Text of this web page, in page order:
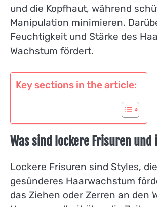
und die Kopfhaut, während
Manipulation minimieren.
Feuchtigkeit und Stärke des
Wachstum fördert.
Key sections in the article:
Was sind lockere Frisuren
Lockere Frisuren sind Styles,
gesünderes Haarwachstum
das Ziehen oder Zerren an den